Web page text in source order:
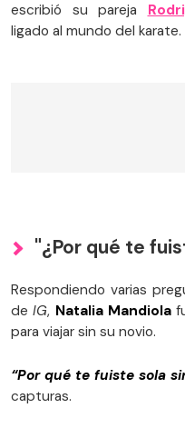
escribió su pareja
ligado al mundo del karate.
"¿Por qué te
Respondiendo varias
deIG, Natalia Mandiola
para viajar sin su novio.
“Por qué te fuiste sola
capturas.